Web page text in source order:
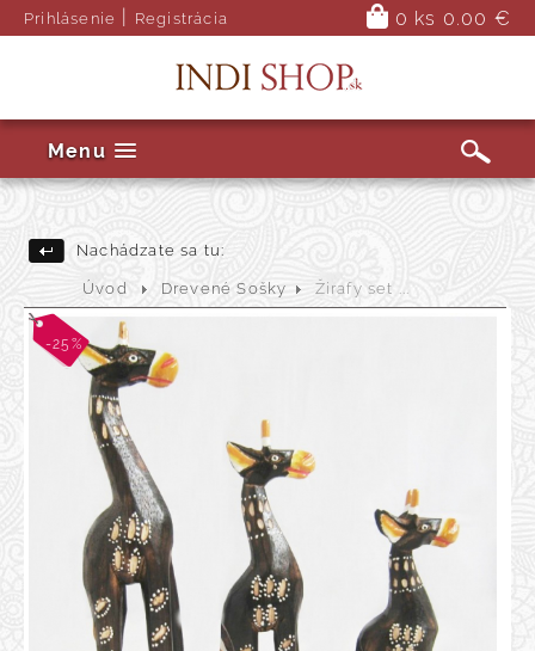
Prihlásenie Registrácia 0 ks 0.00 €
Menu
Nachádzate sa tu:
Úvod Drevené Sošky Žirafy set ...
-25%